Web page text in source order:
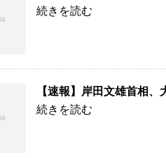
続きを読む
【速報】岸田文雄首相
続きを読む